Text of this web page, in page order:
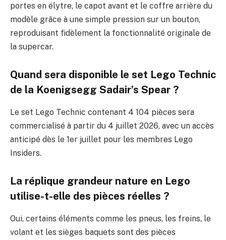
portes en élytre, le capot avant et le coffre arrière du
modèle grâce à une simple pression sur un bouton,
reproduisant fidèlement la fonctionnalité originale de
la supercar.
Quand sera disponible le set Lego Technic
de la Koenigsegg Sadair’s Spear ?
Le set Lego Technic contenant 4 104 pièces sera
commercialisé à partir du 4 juillet 2026, avec un accès
anticipé dès le 1er juillet pour les membres Lego
Insiders.
La réplique grandeur nature en Lego
utilise-t-elle des pièces réelles ?
Oui, certains éléments comme les pneus, les freins, le
volant et les sièges baquets sont des pièces